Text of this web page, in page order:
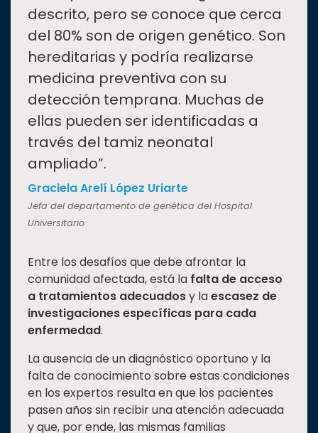
descrito, pero se conoce que cerca
del 80% son de origen genético. Son
hereditarias y podría realizarse
medicina preventiva con su
detección temprana. Muchas de
ellas pueden ser identificadas a
través del tamiz neonatal
ampliado”.
Graciela Arelí López Uriarte
Jefa del departamento de genética del Hospital
Universitario
Entre los desafíos que debe afrontar la
comunidad afectada, está la falta de acceso
a tratamientos adecuadosy laescasez de
investigacionesespecíficas para cada
enfermedad.
La ausencia de un diagnóstico oportuno y la
falta de conocimiento sobre estas condiciones
en los expertos resulta en que los pacientes
pasen años sin recibir una atención adecuada
y que, por ende, las mismas familias